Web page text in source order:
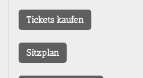
Tickets kaufen
Sitzplan